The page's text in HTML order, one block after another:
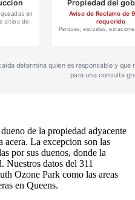
de la propiedad adyacente
acera. La excepcion son las
por sus duenos, donde la
Nuestros datos del 311
Ozone Park como las areas
en Queens.